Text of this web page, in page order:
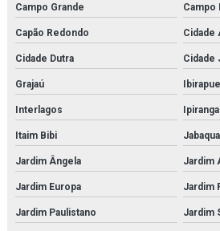
Kit molecular médico para estudo
Kit molecular química
Kit molecular química orgânica
Kit molecular química orgânica e
Manequim simulador de rcp
Microscopia monocular
Microscópio biológico binocular
Campo Grande Campo
Capão Redondo Cidade
Cidade Dutra Cidade
Grajaú
Interlagos Ipiranga
Itaim Bibi
Jardim Ângela Jardim
Jardim Europa Jardim
Jardim Paulistano Jardim